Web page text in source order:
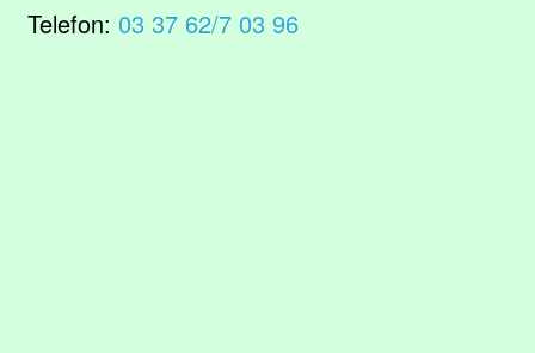
Telefon: 03 37 62/7 03 96